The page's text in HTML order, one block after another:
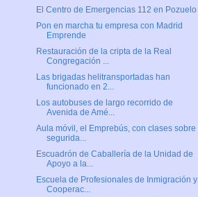
El Centro de Emergencias 112 en Pozuelo
Pon en marcha tu empresa con Madrid
Emprende
Restauración de la cripta de la Real
Congregación ...
Las brigadas helitransportadas han
funcionado en 2...
Los autobuses de largo recorrido de
Avenida de Amé...
Aula móvil, el Emprebús, con clases sobre
segurida...
Escuadrón de Caballería de la Unidad de
Apoyo a la...
Escuela de Profesionales de Inmigración y
Cooperac...